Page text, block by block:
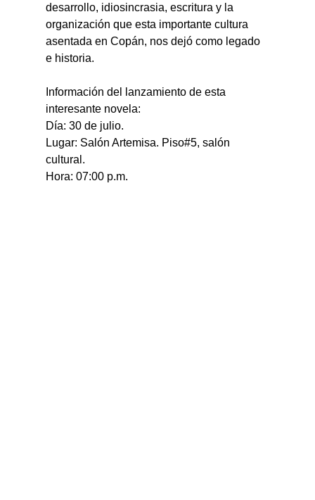
desarrollo, idiosincrasia, escritura y la
organización que esta importante cultura
asentada en Copán, nos dejó como legado
e historia.
Información del lanzamiento de esta
interesante novela:
Día: 30 de julio.
Lugar: Salón Artemisa. Piso#5, salón
cultural.
Hora: 07:00 p.m.